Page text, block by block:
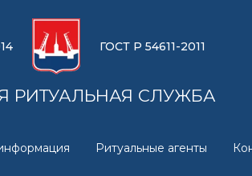
ГОСТ Р 54611-2011
РИТУАЛЬНАЯ СЛУЖБА
Ритуальные агенты